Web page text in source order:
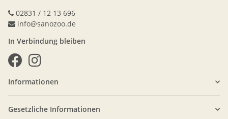
02831 / 12 13 696
info@sanozoo.de
In Verbindung bleiben
Informationen
Gesetzliche Informationen